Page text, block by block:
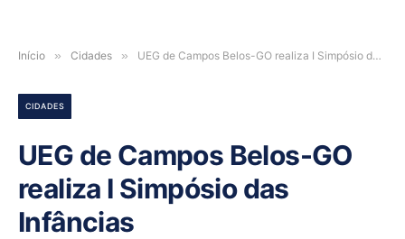
Início » Cidades » UEG de Campos Belos-GO realiza I Simpósio das Infâncias
CIDADES
UEG de Campos Belos-GO
realiza I Simpósio das
Infâncias